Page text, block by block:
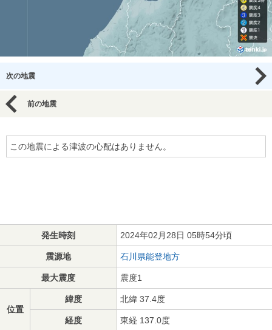
次の地震
前の地震
この地震による津波の心配はありません。
発生時刻 2024年02月28日 05時54分頃
震源地 石川県能登地方
最大震度 震度1
位置
緯度 北緯 37.4度
経度 東経 137.0度